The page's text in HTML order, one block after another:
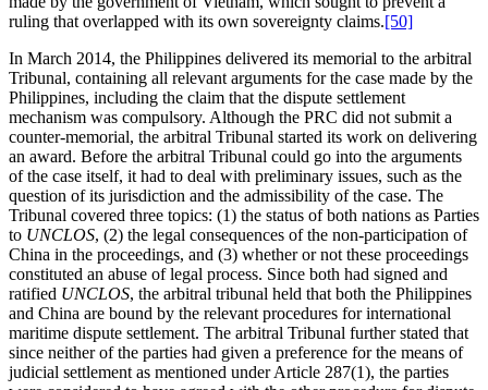
ruling that overlapped with its own sovereignty claims.[50]
In March 2014, the Philippines delivered its memorial to the arbitral
Tribunal, containing all relevant arguments for the case made by the
Philippines, including the claim that the dispute settlement
mechanism was compulsory. Although the PRC did not submit a
counter-memorial, the arbitral Tribunal started its work on delivering
an award. Before the arbitral Tribunal could go into the arguments
of the case itself, it had to deal with preliminary issues, such as the
question of its jurisdiction and the admissibility of the case. The
Tribunal covered three topics: (1) the status of both nations as Parties
to UNCLOS, (2) the legal consequences of the non-participation of
China in the proceedings, and (3) whether or not these proceedings
constituted an abuse of legal process. Since both had signed and
ratified UNCLOS, the arbitral tribunal held that both the Philippines
and China are bound by the relevant procedures for international
maritime dispute settlement. The arbitral Tribunal further stated that
since neither of the parties had given a preference for the means of
judicial settlement as mentioned under Article 287(1), the parties